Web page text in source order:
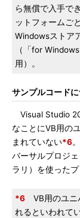
ら無償で入手で
ットフォームご
Windowsストア
（「for
用）。
サンプルコード
Visual Studio
なことにVB用の
まれていない*6
バーサルプロジ
ラリ）を使った
*6 VB用のユニ
れるといわれて